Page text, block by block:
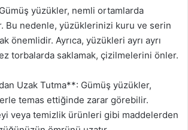
yüzükler, nemli ortamlarda
Bu nedenle, yüzüklerinizi kuru ve serin
önemlidir. Ayrıca, yüzükleri ayrı ayrı
torbalarda saklamak, çizilmelerini önler.
Uzak Tutma**: Gümüş yüzükler,
temas ettiğinde zarar görebilir.
veya temizlik ürünleri gibi maddelerden